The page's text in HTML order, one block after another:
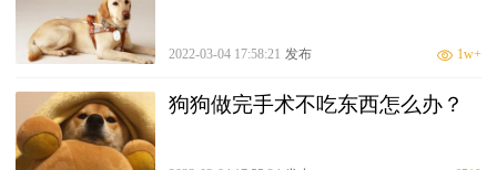
2022-03-04 17:58:21 发布 1w+
狗狗做完手术不吃东西怎么办？